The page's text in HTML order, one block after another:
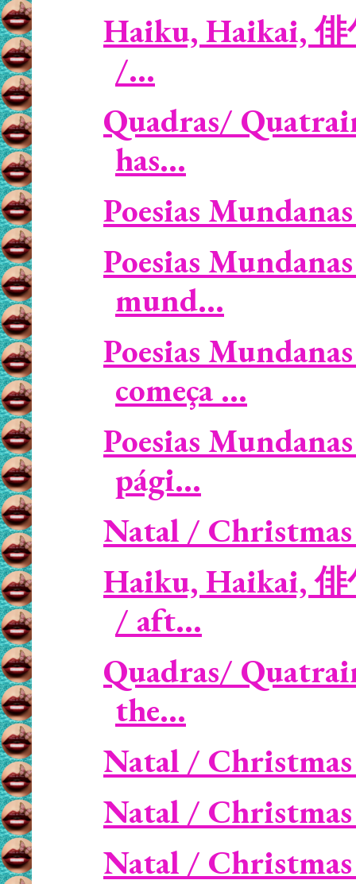
Haiku, Haikai, 俳
/...
Quadras/
has...
Poesias
Poesias
mund...
Poesias
começa ...
Poesias
pági...
Natal / Christmas
Haiku, Haikai, 俳
/ aft...
Quadras/
the...
Natal / Christmas
Natal / Christmas
Natal / Christmas